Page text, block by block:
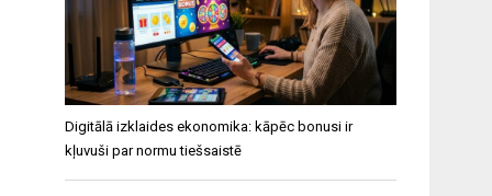
Digitālā izklaides ekonomika: kāpēc bonusi ir
kļuvuši par normu tiešsaistē